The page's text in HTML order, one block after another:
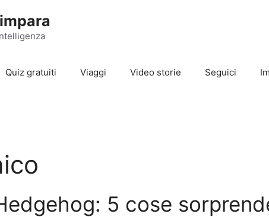
Quiz gratuiti Viaggi Video storie Seguici
5 cose